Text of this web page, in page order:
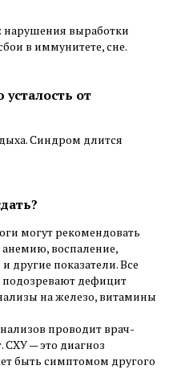
нарушения выработки
в иммунитете, сне.
от
Синдром длится
могут рекомендовать
воспаление,
другие показатели. Все
подозревают дефицит
на железо, витамины
проводит врач-
СХУ — это диагноз
быть симптомом другого